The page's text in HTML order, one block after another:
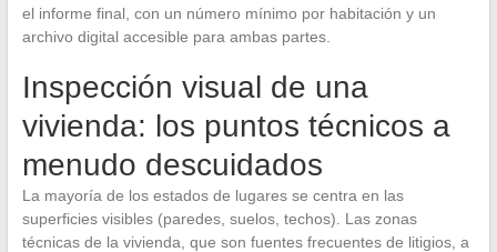
el informe final, con un número mínimo por habitación y un
archivo digital accesible para ambas partes.
Inspección visual de una
vivienda: los puntos técnicos a
menudo descuidados
La mayoría de los estados de lugares se centra en las
superficies visibles (paredes, suelos, techos). Las zonas
técnicas de la vivienda, que son fuentes frecuentes de litigios, a